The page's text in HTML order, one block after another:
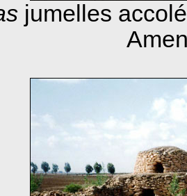
jumelles